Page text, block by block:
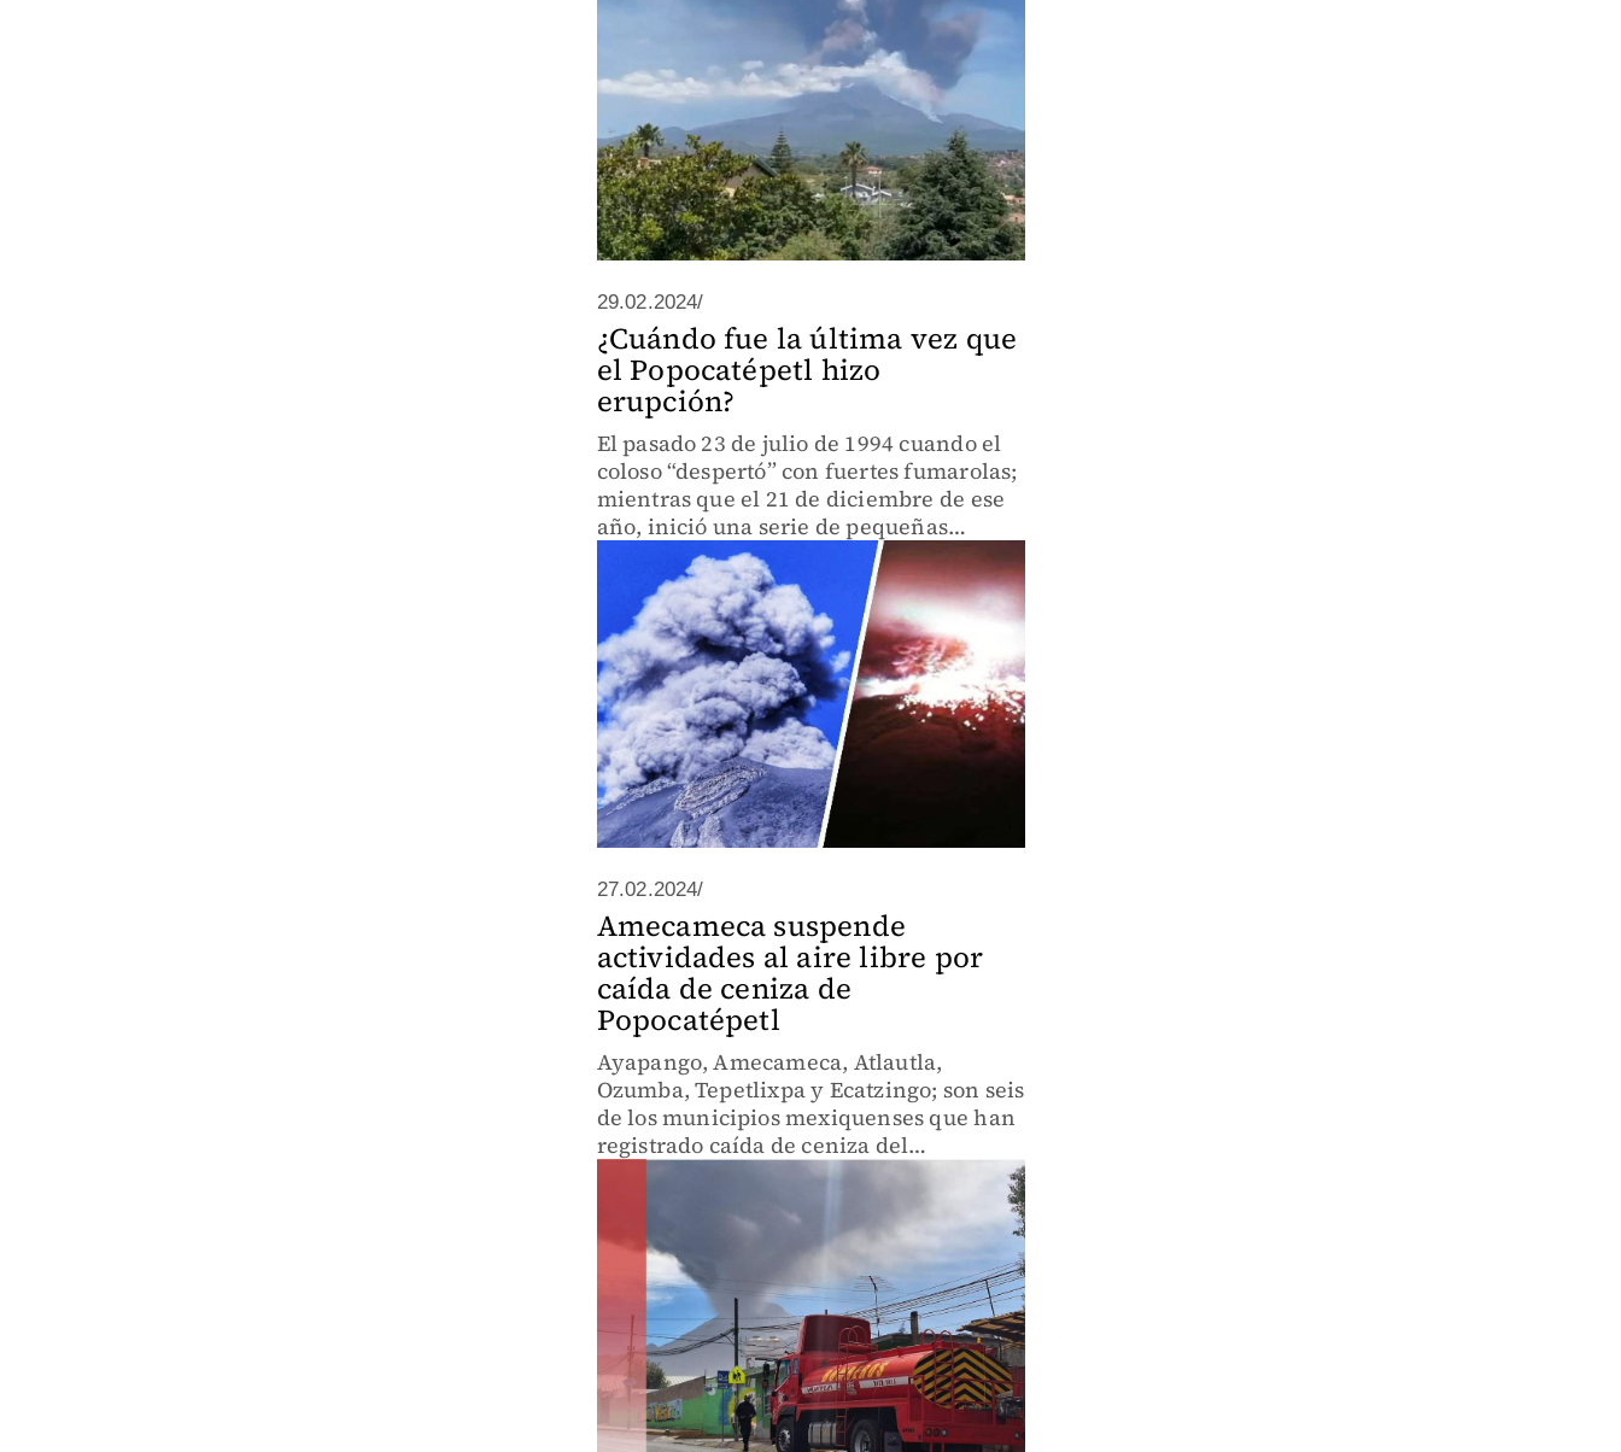
29.02.2024/
¿Cuándo fue la última vez que
el Popocatépetl hizo
erupción?
El pasado 23 de julio de 1994 cuando el
coloso “despertó” con fuertes fumarolas;
mientras que el 21 de diciembre de ese
año, inició una serie de pequeñas
erupciones.
27.02.2024/
Amecameca suspende
actividades al aire libre por
caída de ceniza de
Popocatépetl
Ayapango, Amecameca, Atlautla,
Ozumba, Tepetlixpa y Ecatzingo; son seis
de los municipios mexiquenses que han
registrado caída de ceniza del
Popocatépetl